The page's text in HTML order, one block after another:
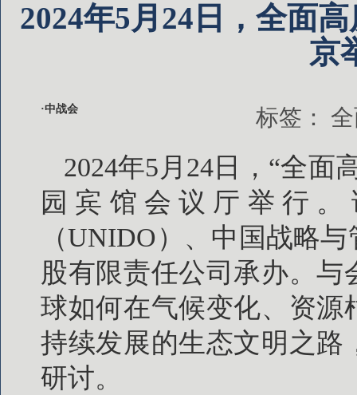
2024年5月24日，全面
京
·中战会 标签：
2024年5月24日，“全面
园宾馆会议厅举行
（UNIDO）、中国战略
股有限责任公司承办。
球如何在气候变化、资源
持续发展的生态文明之路
研讨。